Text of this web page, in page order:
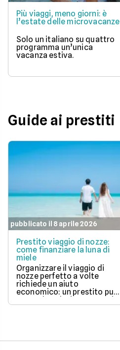
Più viaggi, meno giorni: è
l’estate delle microvacanze
Solo un italiano su quattro
programma un’unica
vacanza estiva.
Guide ai prestiti
pubblicato il 8 aprile 2026
Prestito viaggio di nozze:
come finanziare la luna di
miele
Organizzare il viaggio di
nozze perfetto a volte
richiede un aiuto
economico: un prestito può
essere la soluzione. Scopri
come funziona, quali tipi ci